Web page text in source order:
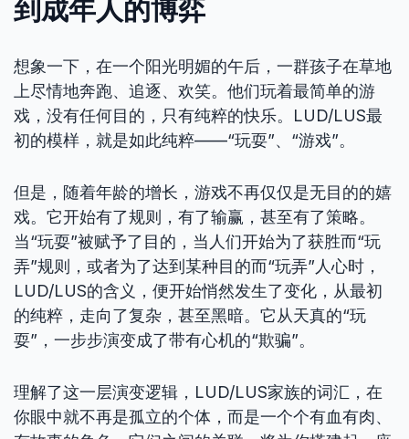
到成年人的博弈
想象一下，在一个阳光明媚的午后，一群孩子在草地
上尽情地奔跑、追逐、欢笑。他们玩着最简单的游
戏，没有任何目的，只有纯粹的快乐。LUD/LUS最
初的模样，就是如此纯粹——“玩耍”、“游戏”。
但是，随着年龄的增长，游戏不再仅仅是无目的的嬉
戏。它开始有了规则，有了输赢，甚至有了策略。
当“玩耍”被赋予了目的，当人们开始为了获胜而“玩
弄”规则，或者为了达到某种目的而“玩弄”人心时，
LUD/LUS的含义，便开始悄然发生了变化，从最初
的纯粹，走向了复杂，甚至黑暗。它从天真的“玩
耍”，一步步演变成了带有心机的“欺骗”。
理解了这一层演变逻辑，LUD/LUS家族的词汇，在
你眼中就不再是孤立的个体，而是一个个有血有肉、